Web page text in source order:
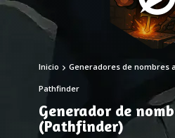
Inicio Generadores de nombres
Pathfinder
Generador de
(Pathfinder)